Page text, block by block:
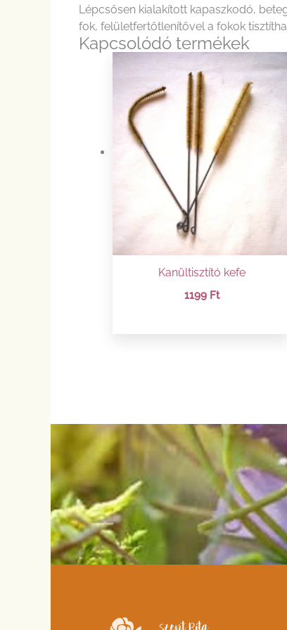
Lépcsősen kialakított kapaszkodó,
fok, felületfertőtlenítővel a fokok
Kapcsolódó termékek
Kanültisztító kefe
1199 Ft